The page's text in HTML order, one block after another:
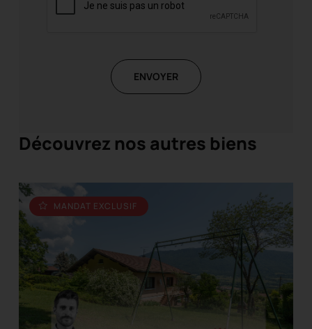
ENVOYER
Découvrez nos autres biens
MANDAT EXCLUSIF